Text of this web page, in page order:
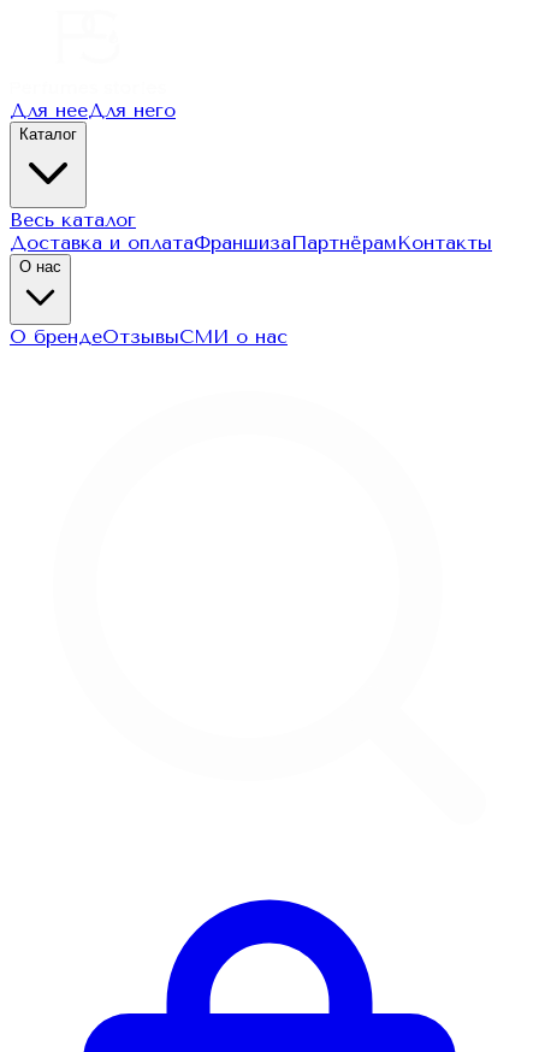
Для нееДля него
Каталог
Весь каталог
Доставка и оплатаФраншизаПартнёрамКонтакты
О нас
О брендеОтзывыСМИ о нас